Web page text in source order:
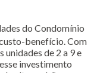
do Condomínio
benefício. Com
unidades de 2 a 9 e
investimento